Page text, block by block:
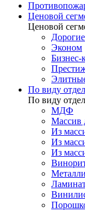
Ценовой
Ценовой
Дорогие
Эконом
Бизнес-
По виду
По виду
МДФ
Массив
Из
Из
Из